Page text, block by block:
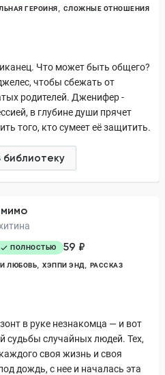
ГЕРОИНЯ СЛОЖНЫЕ ОТНОШЕНИЯ
Что может быть общего?
чтобы сбежать от
родителей. Дженифер -
в глубине души прячет
того, кто сумеет её защитить.
библиотеку
ПОЛНОСТЬЮ 59 ₽
ЛЮБОВЬ ХЭППИ ЭНД РАССКАЗ
в руке незнакомца — и вот
судьбы случайных людей. Тех,
своя жизнь и своя
дождь, с нее и началась эта